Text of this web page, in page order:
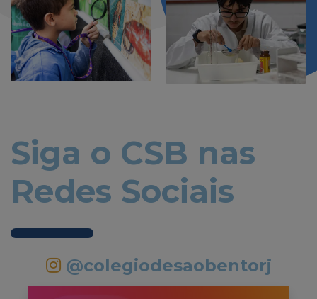
Siga o CSB nas
Redes Sociais
@colegiodesaobentorj